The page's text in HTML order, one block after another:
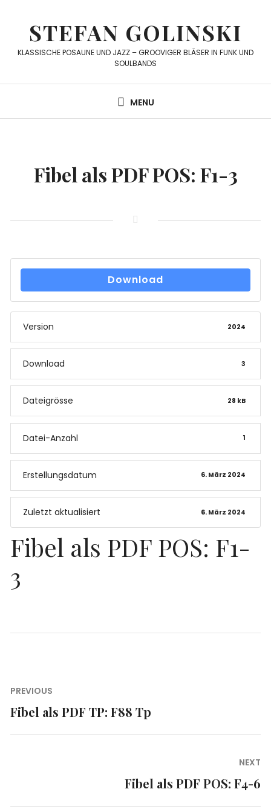
contentSTEFAN GOLINSKI
KLASSISCHE POSAUNE UND JAZZ – GROOVIGER BLÄSER IN FUNK UND
SOULBANDS
MENU
Fibel als PDF POS: F1-3
Download
Version 2024
Download 3
Dateigrösse 28 kB
Datei-Anzahl 1
Erstellungsdatum 6. März 2024
Zuletzt aktualisiert 6. März 2024
Fibel als PDF POS: F1-
3
Beitragsnavigation
PREVIOUS
Previous
Fibel als PDF TP: F88 Tp
NEXT
Fibel als PDF POS: F4-6